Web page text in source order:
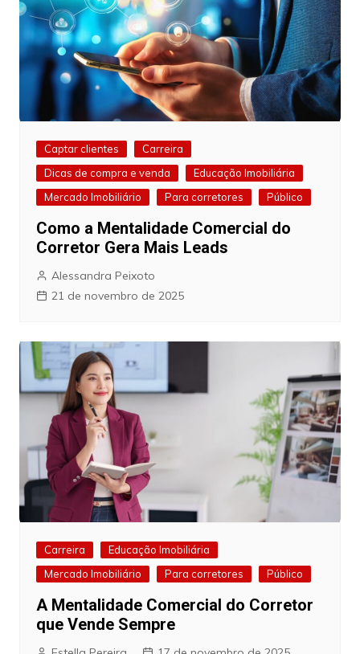
Captar clientes
Carreira
Dicas de compra e venda
Educação Imobiliária
Mercado Imobiliário
Para corretores Público
Como a Mentalidade Comercial do
Corretor Gera Mais Leads
Alessandra Peixoto
21 de novembro de 2025
Carreira
Educação Imobiliária
Mercado Imobiliário
Para corretores Público
A Mentalidade Comercial do Corretor
que Vende Sempre